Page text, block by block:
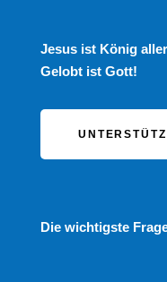
Jesus ist König
Gelobt ist Gott!
Die wichtigste